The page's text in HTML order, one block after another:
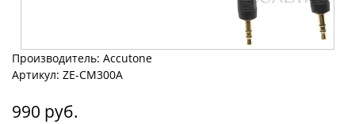
Производитель: Accutone
Артикул: ZE-CM300A
990 руб.